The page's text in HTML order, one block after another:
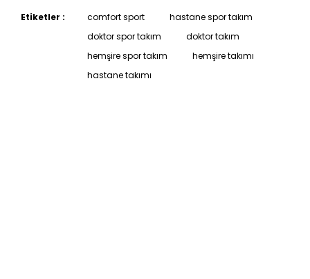
Etiketler : comfort sport
hastane spor takım
doktor spor takım
doktor takım
hemşire spor takım
hemşire takımı
hastane takımı